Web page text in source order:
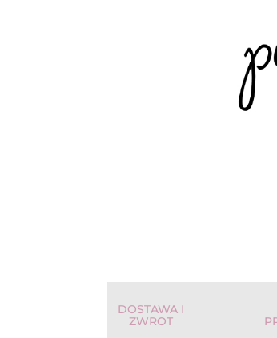
DOSTAWA I
ZWROT